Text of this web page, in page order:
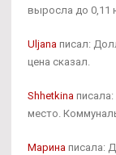
выросла до 0,11
Uljana писал:
цена сказал.
Shhetkina
место.
Марина писала: